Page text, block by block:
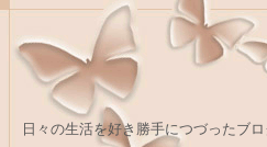
日々の生活を好き勝手につづったブ